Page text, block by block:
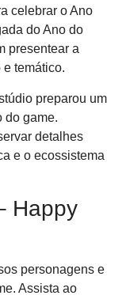
celebrar o Ano
do Ano do
presentear a
temático.
preparou um
do game.
detalhes
e o ecossistema
Happy
personagens e
Assista ao